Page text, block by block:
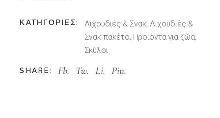
ΚΑΤΗΓΟΡΊΕΣ: Λιχουδιές & Σνακ, Λιχουδιές &
Σνακ πακέτο, Προϊόντα για ζώα,
Σκύλοι
SHARE: Fb. Tw. Li. Pin.